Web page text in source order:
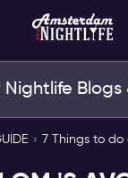
7 Things to